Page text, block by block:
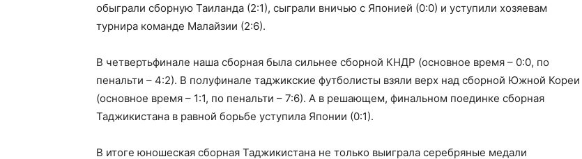
обыграли сборную Таиланда (2:1), сыграли вничью с Японией (0:0) и уступили хозяевам
турнира команде Малайзии (2:6).
В четвертьфинале наша сборная была сильнее сборной КНДР (основное время – 0:0, по
пенальти – 4:2). В полуфинале таджикские футболисты взяли верх над сборной Южной Кореи
(основное время – 1:1, по пенальти – 7:6). А в решающем, финальном поединке сборная
Таджикистана в равной борьбе уступила Японии (0:1).
В итоге юношеская сборная Таджикистана не только выиграла серебряные медали